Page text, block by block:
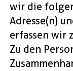
wir die
Adresse(n)
erfassen wir
Zu den